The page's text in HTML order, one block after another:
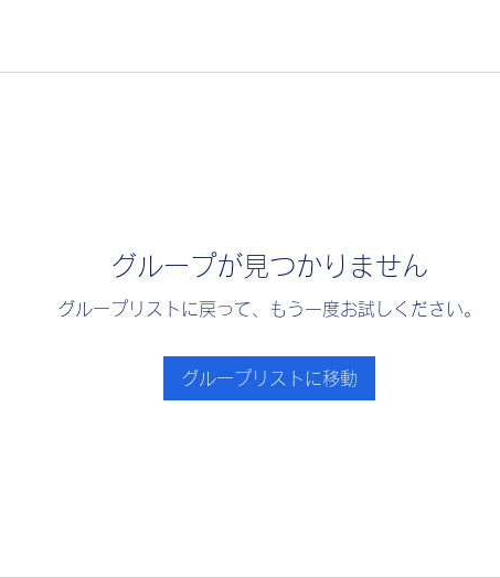
グループが見つかりません
グループリストに戻って、もう一度お試しください。
グループリストに移動